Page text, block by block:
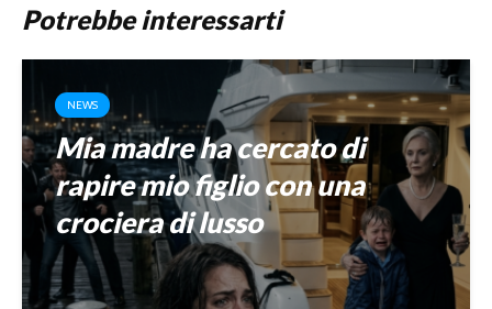
Potrebbe interessarti
NEWS
Mia madre ha cercato di
rapire mio figlio con una
crociera di lusso